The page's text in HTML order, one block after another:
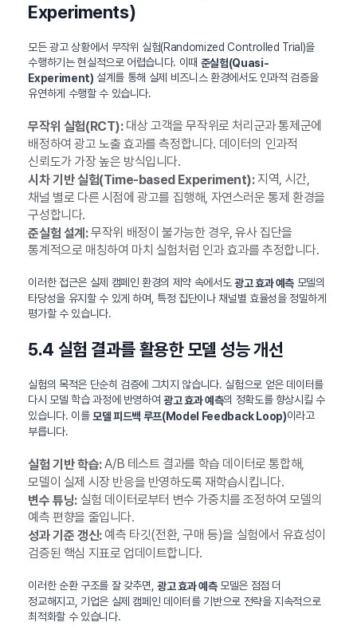
Experiments)
모든 광고 상황에서 무작위 실험(Randomized Controlled Trial)을
수행하기는 현실적으로 어렵습니다. 이때 준실험(Quasi-
Experiment) 설계를 통해 실제 비즈니스 환경에서도 인과적 검증을
유연하게 수행할 수 있습니다.
무작위 실험(RCT):대상 고객을 무작위로 처리군과 통제군에
배정하여 광고 노출 효과를 측정합니다. 데이터의 인과적
신뢰도가 가장 높은 방식입니다.
시차 기반 실험(Time-based Experiment):지역, 시간,
채널 별로 다른 시점에 광고를 집행해, 자연스러운 통제 환경을
구성합니다.
준실험 설계:무작위 배정이 불가능한 경우, 유사 집단을
통계적으로 매칭하여 마치 실험처럼 인과 효과를 추정합니다.
이러한 접근은 실제 캠페인 환경의 제약 속에서도광고 효과 예측 모델의
타당성을 유지할 수 있게 하며, 특정 집단이나 채널별 효율성을 정밀하게
평가할 수 있습니다.
5.4 실험 결과를 활용한 모델 성능 개선
실험의 목적은 단순히 검증에 그치지 않습니다. 실험으로 얻은 데이터를
다시 모델 학습 과정에 반영하여광고 효과 예측의 정확도를 향상시킬 수
있습니다. 이를 모델 피드백 루프(Model Feedback Loop)이라고
부릅니다.
실험 기반 학습:A/B 테스트 결과를 학습 데이터로 통합해,
모델이 실제 시장 반응을 반영하도록 재학습시킵니다.
변수 튜닝:실험 데이터로부터 변수 가중치를 조정하여 모델의
예측 편향을 줄입니다.
성과 기준 갱신:예측 타깃(전환, 구매 등)을 실험에서 유효성이
검증된 핵심 지표로 업데이트합니다.
이러한 순환 구조를 잘 갖추면,광고 효과 예측모델은 점점 더
정교해지고, 기업은 실제 캠페인 데이터를 기반으로 전략을 지속적으로
최적화할 수 있습니다.